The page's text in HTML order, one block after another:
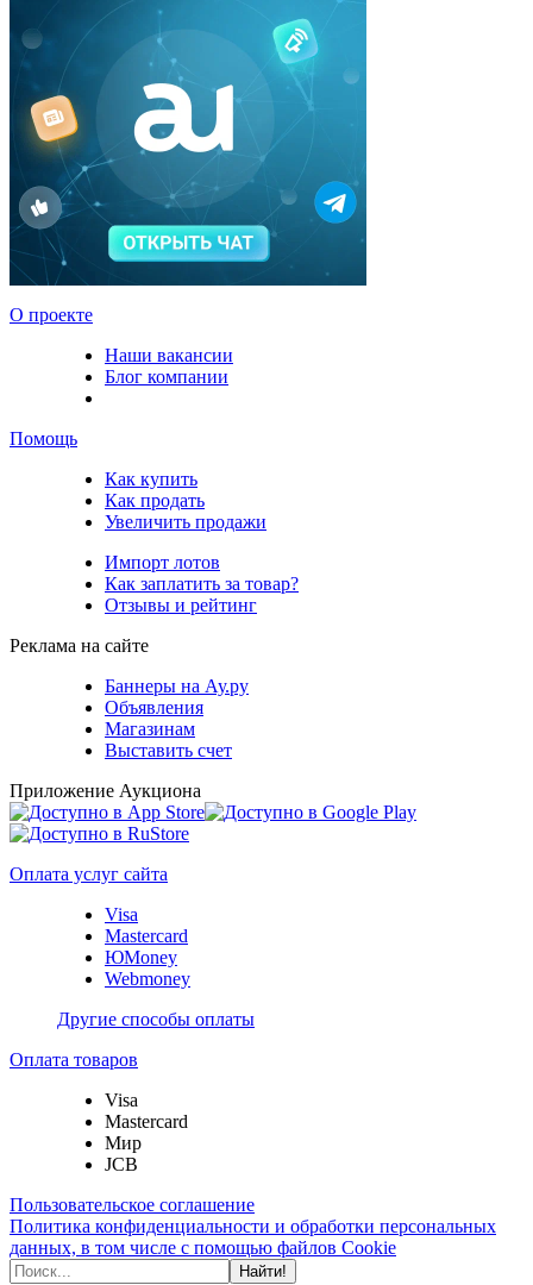
О проекте
Наши вакансии
Блог компании
Помощь
Как купить
Как продать
Увеличить продажи
Импорт лотов
Как заплатить за товар?
Отзывы и рейтинг
Реклама на сайте
Баннеры на Ау.ру
Объявления
Магазинам
Выставить счет
Приложение Аукциона
Оплата услуг сайта
Visa
Mastercard
ЮMoney
Webmoney
Другие способы оплаты
Оплата товаров
Visa
Mastercard
Мир
JCB
Пользовательское соглашение
Политика конфиденциальности и обработки персональных
данных, в том числе с помощью файлов Cookie
Найти!